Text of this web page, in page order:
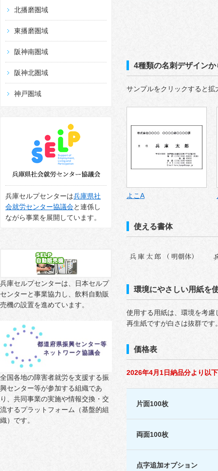
4種類の名刺デザイン
サンプルをクリックすると
よこA
使える書体
環境にやさしい用紙を
使用する用紙は、環境を考慮
再生紙ですが白さは抜群で
価格表
2026年4月1日納品分より以
片面100枚
両面100枚
点字追加オプション
北播磨圏域
東播磨圏域
阪神南圏域
阪神北圏域
神戸圏域
兵庫セルプセンターは兵庫県社
会就労センター協議会と連係し
ながら事業を展開しています。
兵庫セルプセンターは、日本セルプ
センターと事業協力し、飲料自動販
売機の設置を進めています。
全国各地の障害者就労を支援する振
興センター等が参加する組織であ
り、共同事業の実施や情報交換・交
流するプラットフォーム（基盤的組
織）です。